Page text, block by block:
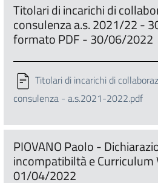
Titolari di incarichi di
consulenza a.s. 2021/22 -
formato PDF - 30/06/2022
Titolari di incarichi di
consulenza - a.s.2021-2022.pdf
PIOVANO Paolo -
incompatibiltà e Curriculum
01/04/2022